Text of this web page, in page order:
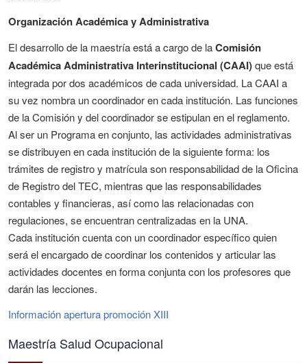
Organización Académica y Administrativa
El desarrollo de la maestría está a cargo de laComisión
Académica Administrativa Interinstitucional (CAAI)que está
integrada por dos académicos de cada universidad. La CAAI a
su vez nombra un coordinador en cada institución. Las funciones
de la Comisión y del coordinador se estipulan en el reglamento.
Al ser un Programa en conjunto, las actividades administrativas
se distribuyen en cada institución de la siguiente forma: los
trámites de registro y matrícula son responsabilidad de la Oficina
de Registro del TEC, mientras que las responsabilidades
contables y financieras, así como las relacionadas con
regulaciones, se encuentran centralizadas en la UNA.
Cada institución cuenta con un coordinador específico quien
será el encargado de coordinar los contenidos y articular las
actividades docentes en forma conjunta con los profesores que
darán las lecciones.
Información apertura promoción XIII
Maestría Salud Ocupacional